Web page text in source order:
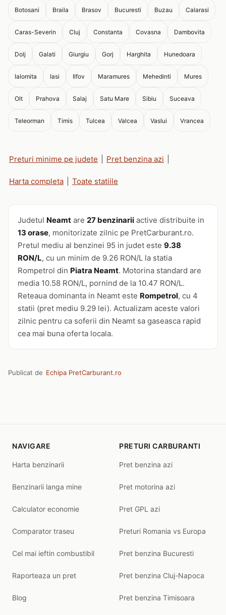
Botosani Braila Brasov Bucuresti Buzau Calarasi
Caras-Severin Cluj Constanta Covasna Dambovita
Dolj Galati Giurgiu Gorj Harghita Hunedoara
Ialomita Iasi Ilfov Maramures Mehedinti Mures
Olt Prahova Salaj Satu Mare Sibiu Suceava
Teleorman Timis Tulcea Valcea Vaslui Vrancea
Preturi minime pe judete Pret benzina azi
Harta completa Toate statiile
Judetul Neamt are 27 benzinarii active distribuite in
13 orase, monitorizate zilnic pe PretCarburant.ro.
Pretul mediu al benzinei 95 in judet este 9.38
RON/L, cu un minim de 9.26 RON/L la statia
Rompetrol din Piatra Neamt. Motorina standard are
media 10.58 RON/L, pornind de la 10.47 RON/L.
Reteaua dominanta in Neamt este Rompetrol, cu 4
statii (pret mediu 9.29 lei). Actualizam aceste valori
zilnic pentru ca soferii din Neamt sa gaseasca rapid
cea mai buna oferta locala.
Publicat de Echipa PretCarburant.ro
NAVIGARE
Harta benzinarii
Benzinarii langa mine
Calculator economie
Comparator traseu
Cel mai ieftin combustibil
Raporteaza un pret
Blog
PRETURI CARBURANTI
Pret benzina azi
Pret motorina azi
Pret GPL azi
Preturi Romania vs Europa
Pret benzina Bucuresti
Pret benzina Cluj-Napoca
Pret benzina Timisoara